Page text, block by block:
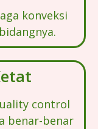
konveksi
control
benar-benar